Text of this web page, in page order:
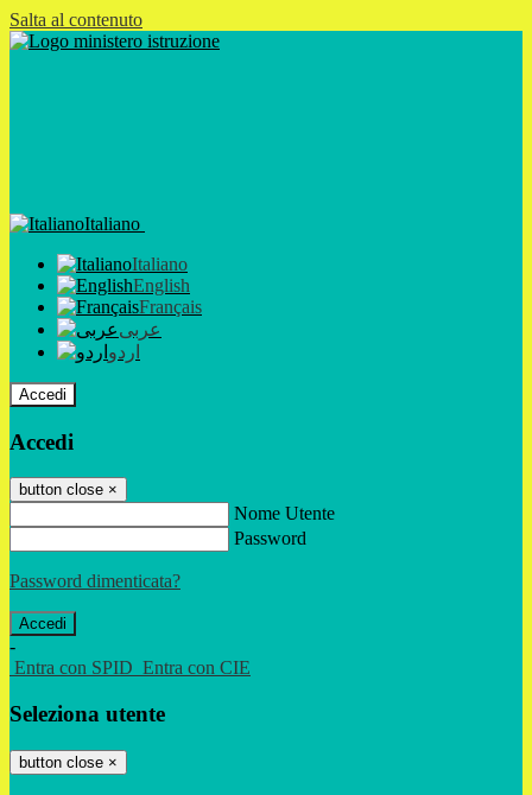
Salta al contenuto
Italiano
Italiano
English
Français
عربى
اردو
Accedi
Accedi
button close ×
Nome Utente
Password
Password dimenticata?
-
Entra con SPID Entra con CIE
Seleziona utente
button close ×